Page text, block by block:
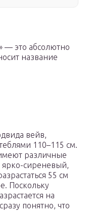
— это абсолютно
название
вейв,
110–115 см.
различные
ярко-сиреневый,
55 см
Поскольку
на
понятно, что